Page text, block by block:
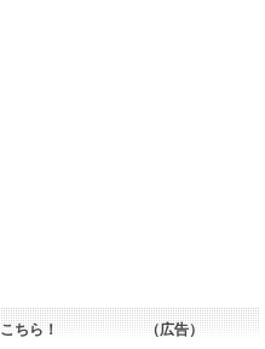
トはこちら！ （広告）